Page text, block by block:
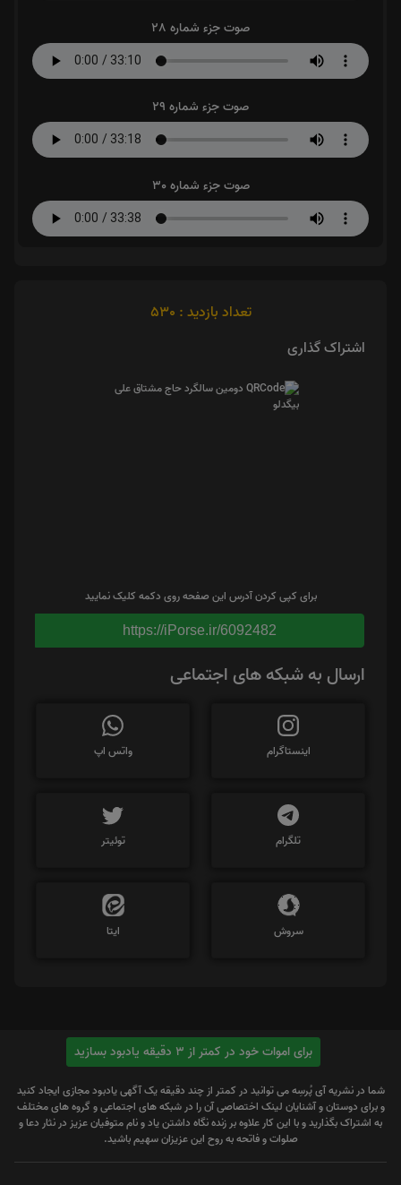
صوت جزء شماره 28
صوت جزء شماره 29
صوت جزء شماره 30
تعداد بازدید : 530
اشتراک گذاری
برای کپی کردن آدرس این صفحه روی دکمه کلیک نمایید
https://iPorse.ir/6092482
ارسال به شبکه های اجتماعی
اینستاگرام واتس اپ
تلگرام توئیتر
سروش ایتا
برای اموات خود در کمتر از 3 دقیقه یادبود بسازید
شما در نشریه آی پُرسِه می توانید در کمتر از چند دقیقه یک آگهی یادبود مجازی ایجاد کنید
و برای دوستان و آشنایان لینک اختصاصی آن را در شبکه های اجتماعی و گروه های مختلف
به اشتراک بگذارید و با این کار علاوه بر زنده نگاه داشتن یاد و نام متوفیان عزیز در نثار دعا و
صلوات و فاتحه به روح این عزیزان سهیم باشید.